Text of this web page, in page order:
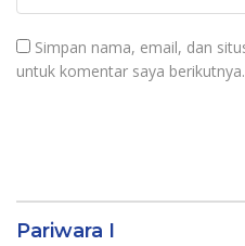
Simpan nama, email, dan
untuk komentar saya berikutnya.
Pariwara I